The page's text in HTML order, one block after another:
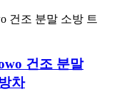
건조 분말
차